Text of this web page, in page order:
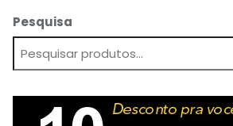
Pesquisa